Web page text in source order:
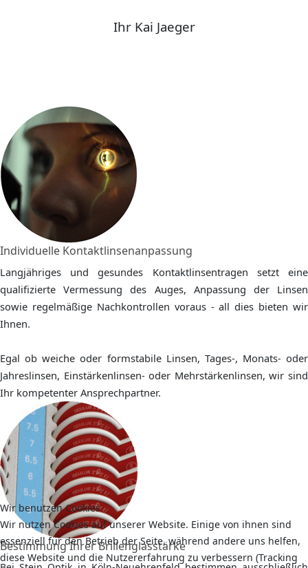
Ihr Kai Jaeger
Individuelle Kontaktlinsenanpassung
Langjähriges und gesundes Kontaktlinsentragen setzt eine
qualifizierte Vermessung des Auges, Anpassung der Linsen
sowie regelmäßige Nachkontrollen voraus - all dies bieten wir
Ihnen.
Egal ob weiche oder formstabile Linsen, Tages-, Monats- oder
Jahreslinsen, Einstärkenlinsen- oder Mehrstärkenlinsen, wir sind
Ihr kompetenter Ansprechpartner.
Bestimmung Ihrer Brillenglasstärke
Wir benutzen Cookies
Wir nutzen Cookies auf unserer Website. Einige von ihnen sind
essenziell für den Betrieb der Seite, während andere uns helfen,
diese Website und die Nutzererfahrung zu verbessern (Tracking